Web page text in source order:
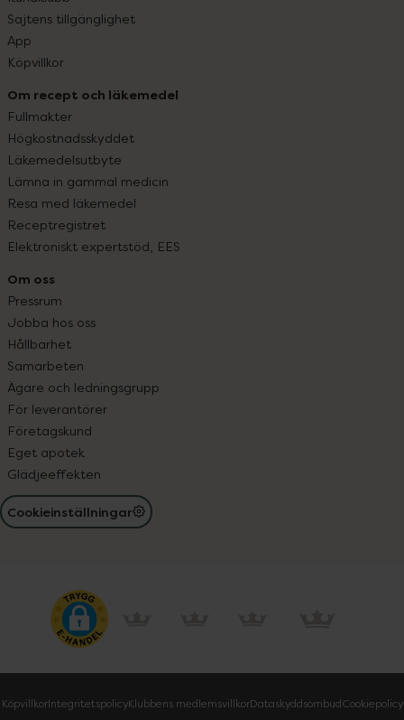
Sajtens tillgänglighet
App
Köpvillkor
Om recept och läkemedel
Fullmakter
Högkostnadsskyddet
Läkemedelsutbyte
Lämna in gammal medicin
Resa med läkemedel
Receptregistret
Elektroniskt expertstöd, EES
Om oss
Pressrum
Jobba hos oss
Hållbarhet
Samarbeten
Ägare och ledningsgrupp
För leverantörer
Företagskund
Eget apotek
Glädjeeffekten
Cookieinställningar
KöpvillkorIntegritetspolicyKlubbens medlemsvillkorDataskyddsombudCookiepolicy